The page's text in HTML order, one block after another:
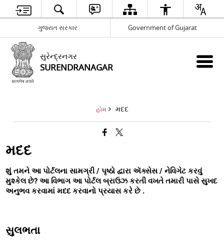
ગુજરાત સરકાર Government of Gujarat
સુરેન્દ્રનગર
SURENDRANAGAR
હોમ મદદ
મદદ
શું તમને આ પોર્ટલના સામગ્રી / પૃષ્ઠો દ્વારા ઍક્સેસ / નેવિગેટ કરવું
મુશ્કેલ છે? આ વિભાગ આ પોર્ટલ બ્રાઉઝ કરતી વખતે તમારી પાસે સુખદ
અનુભવ કરવામાં મદદ કરવાનો પ્રયાસ કરે છે .
સુલભતા